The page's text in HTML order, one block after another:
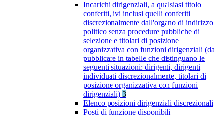
Incarichi dirigenziali, a qualsiasi titolo
conferiti, ivi inclusi quelli conferiti
discrezionalmente dall'organo di indirizzo
politico senza procedure pubbliche di
selezione e titolari di posizione
organizzativa con funzioni dirigenziali (da
pubblicare in tabelle che distinguano le
seguenti situazioni: dirigenti, dirigenti
individuati discrezionalmente, titolari di
posizione organizzativa con funzioni
dirigenziali) 3
Elenco posizioni dirigenziali discrezionali
Posti di funzione disponibili